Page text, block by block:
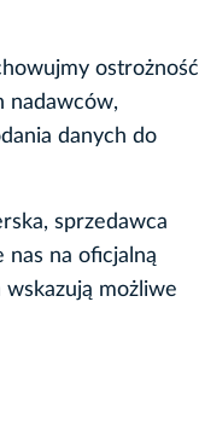
ostrożność
nadawców,
danych do
sprzedawca
nas na oficjalną
możliwe